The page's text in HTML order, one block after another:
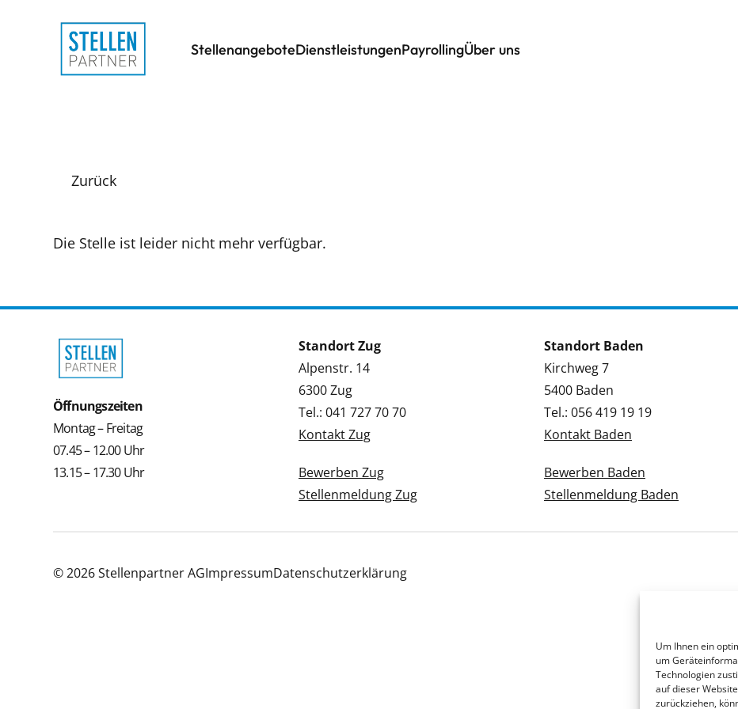
Um Ihnen ein
um
Technologien
auf dieser
zurückziehen,
StellenangeboteDienstleistungenPayrollingÜber uns
Zurück
Die Stelle ist leider nicht mehr verfügbar.
Öffnungszeiten
Montag – Freitag
07.45 – 12.00 Uhr
13.15 – 17.30 Uhr
Standort Zug
Alpenstr. 14
6300 Zug
Tel.: 041 727 70 70
Kontakt Zug
Bewerben Zug
Stellenmeldung Zug
Standort Baden
Kirchweg 7
5400 Baden
Tel.: 056 419 19 19
Kontakt Baden
Bewerben Baden
Stellenmeldung Baden
© 2026 Stellenpartner AGImpressumDatenschutzerklärung